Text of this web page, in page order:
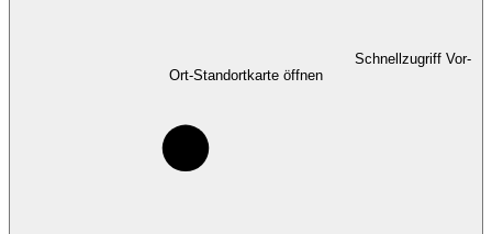
Schnellzugriff Vor-
Ort-Standortkarte öffnen